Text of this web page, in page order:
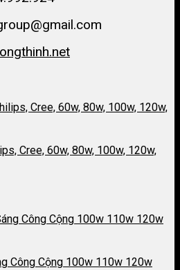
Cree, 60w, 80w, 100w, 120w,
Công Cộng 100w 110w 120w